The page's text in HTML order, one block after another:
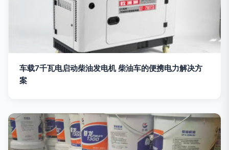
车载7千瓦电启动柴油发电机 柴油车的便携电力解决方
案